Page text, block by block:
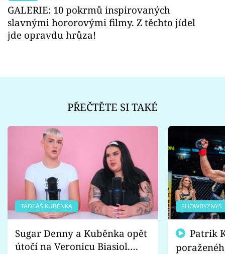
GALERIE: 10 pokrmů inspirovaných
slavnými hororovými filmy. Z těchto jídel
jde opravdu hrůza!
PŘEČTĚTE SI TAKÉ
TADEÁŠ KUBĚNKA
Sugar Denny a Kuběnka opět
útočí na Veronicu Biasiol.
SHOWBYZNYS